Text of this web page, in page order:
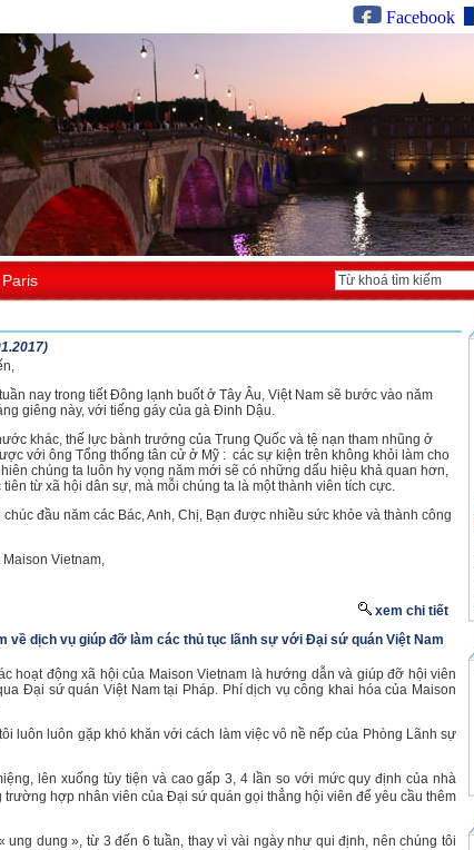
Facebook
nay trong tiết Đông lạnh buốt ở Tây Âu, Việt Nam sẽ bước vào năm
giêng này, với tiếng gáy của gà Đinh Dậu.
khác, thế lực bành trướng của Trung Quốc và tệ nạn tham nhũng ở
với ông Tổng thống tân cử ở Mỹ : các sự kiện trên không khỏi làm cho
chúng ta luôn hy vọng năm mới sẽ có những dấu hiệu khả quan hơn,
từ xã hội dân sự, mà mỗi chúng ta là một thành viên tích cực.
đầu năm các Bác, Anh, Chị, Bạn được nhiều sức khỏe và thành công
Vietnam,
xem chi tiết
về dịch vụ giúp đỡ làm các thủ tục lãnh sự với Đại sứ quán Việt Nam
hoạt động xã hội của Maison Vietnam là hướng dẫn và giúp đỡ hội viên
Đại sứ quán Việt Nam tại Pháp. Phí dịch vụ công khai hóa của Maison
luôn luôn gặp khó khăn với cách làm việc vô nề nếp của Phòng Lãnh sự
lên xuống tùy tiện và cao gấp 3, 4 lần so với mức quy định của nhà
hợp nhân viên của Đại sứ quán gọi thẳng hội viên để yêu cầu thêm
ung dung », từ 3 đến 6 tuần, thay vì vài ngày như qui định, nên chúng tôi